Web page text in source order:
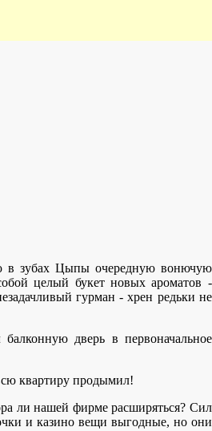
в зубах Цыпы очередную вонючую
целый букет новых ароматов -
гурман - хрен редьки не
дверь в первоначальное
квартиру продымил!
ли нашей фирме расширяться? Сил
и казино вещи выгодные, но они